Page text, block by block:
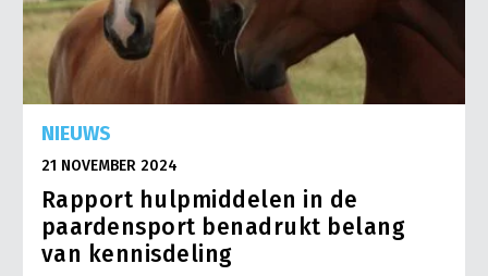
NIEUWS
21 NOVEMBER 2024
Rapport hulpmiddelen in de
paardensport benadrukt belang
van kennisdeling